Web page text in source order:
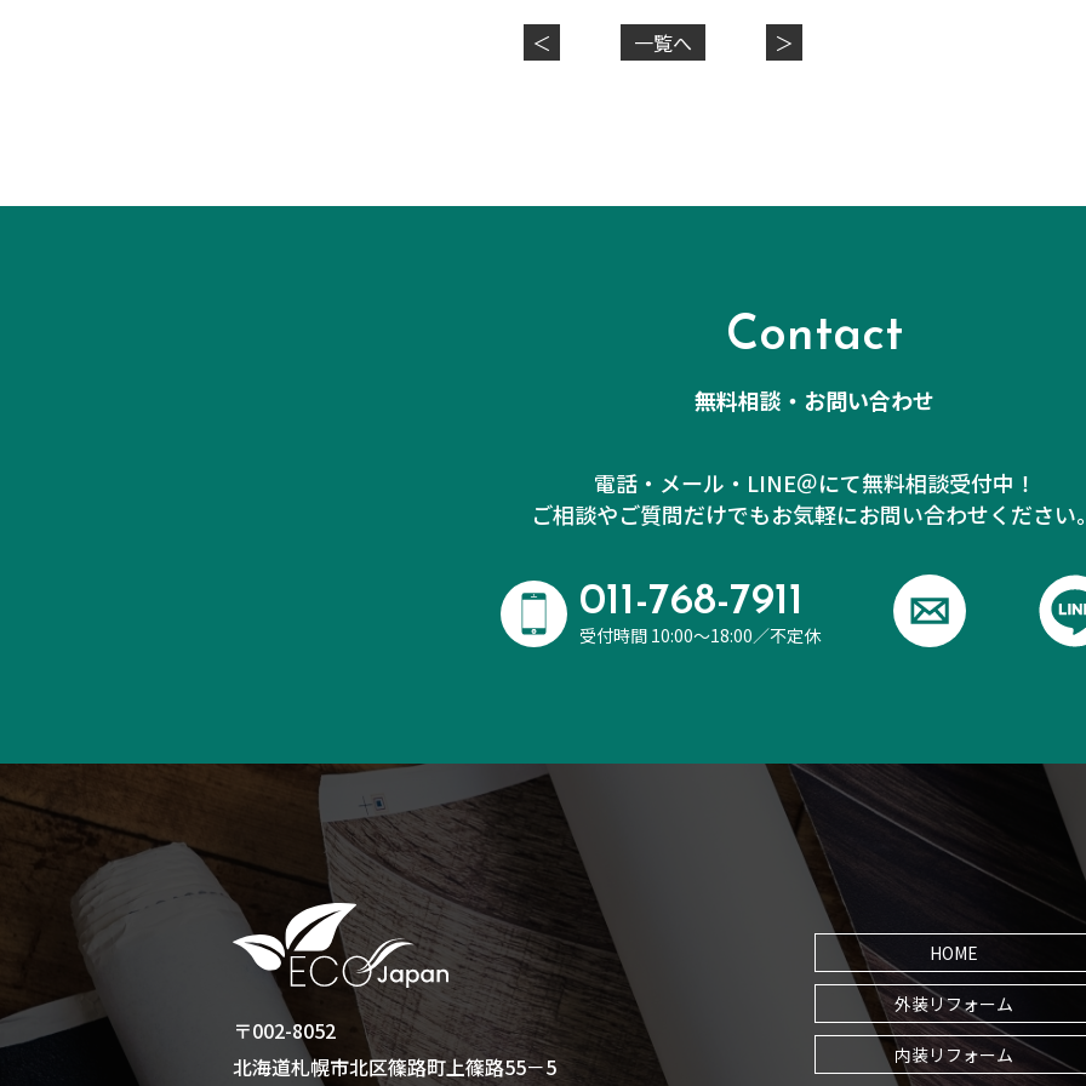
＜ 一覧へ ＞
Contact
無料相談・お問い合わせ
電話・メール・LINE＠にて無料相談受付中！
ご相談やご質問だけでもお気軽にお問い合わせください
011-768-7911
受付時間 10:00～18:00／不定休
〒002-8052
北海道札幌市北区篠路町上篠路55－5
HOME
外装リフォーム
内装リフォーム